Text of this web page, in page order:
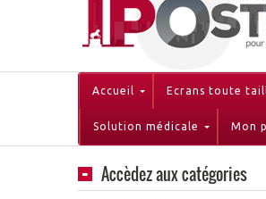
Accueil Ecrans toute
Solution médicale Mon
Accèdez aux catégories